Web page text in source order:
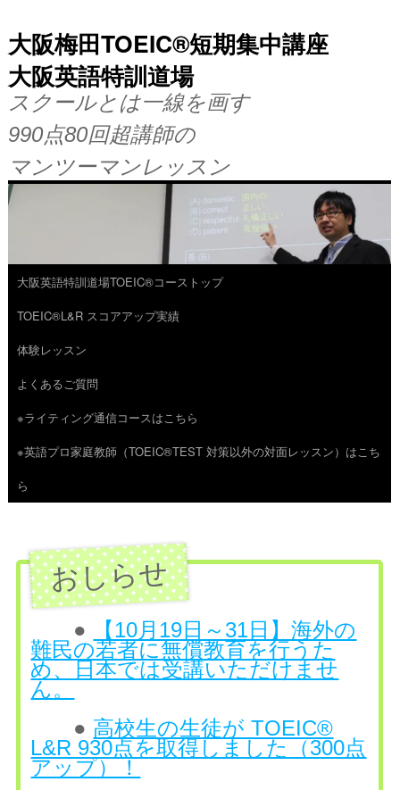
大阪梅田TOEIC®短期集中講座
大阪英語特訓道場
スクールとは一線を画す
990点80回超講師の
マンツーマンレッスン
コ
ン
テ
ン
ツ
へ
ス
大阪英語特訓道場TOEIC®コーストップ
TOEIC®L&R スコアアップ実績
体験レッスン
よくあるご質問
※ライティング通信コースはこちら
※英語プロ家庭教師（TOEIC®TEST 対策以外の対面レッスン）はこち
ら
●
【10月19日～31日】海外の
難民の若者に無償教育を行うた
め、日本では受講いただけませ
ん。
● 高校生の生徒が TOEIC®
L&R 930点を取得しました（300点
アップ）！